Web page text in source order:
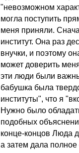
"невозможном
могла поступить
меня приняли.
институт. Она раз
внучки, и поэтому
может доверить
эти люди были
бабушка была
институты", что я
Нужно было
подобных
конце-концов Люда
а затем дала полное